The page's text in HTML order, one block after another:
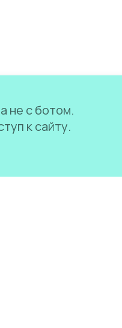
не с ботом.
к сайту.